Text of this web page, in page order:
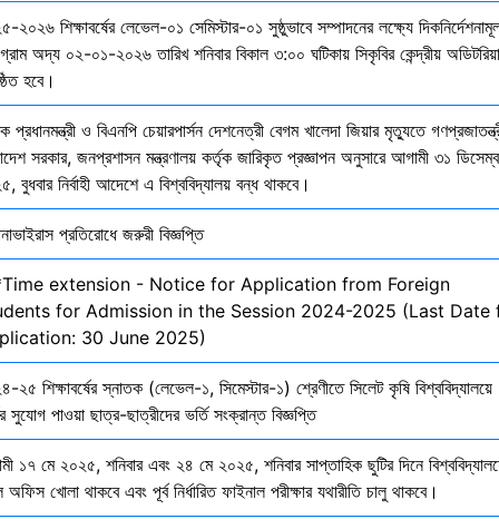
২০২৬ শিক্ষাবর্ষের লেভেল-০১ সেমিস্টার-০১ সুষ্ঠুভাবে সম্পাদনের লক্ষ্যে
অদ্য ০২-০১-২০২৬ তারিখ শনিবার বিকাল ৩:০০ ঘটিকায় সিকৃবির কেন্দ্রীয়
হবে।
প্রধানমন্ত্রী ও বিএনপি চেয়ারপার্সন দেশনেত্রী বেগম খালেদা জিয়ার মৃত্যুতে
সরকার, জনপ্রশাসন মন্ত্রণালয় কর্তৃক জারিকৃত প্রজ্ঞাপন অনুসারে আগামী ৩১
বুধবার নির্বাহী আদেশে এ বিশ্ববিদ্যালয় বন্ধ থাকবে।
প্রতিরোধে জরুরী বিজ্ঞপ্তি
extension - Notice for Application from Foreign
for Admission in the Session 2024-2025 (Last Date
30 June 2025)
২৫ শিক্ষাবর্ষের স্নাতক (লেভেল-১, সিমেস্টার-১) শ্রেণীতে সিলেট কৃষি বিশ্ববিদ্যালয়ে
সুযোগ পাওয়া ছাত্র-ছাত্রীদের ভর্তি সংক্রান্ত বিজ্ঞপ্তি
১৭ মে ২০২৫, শনিবার এবং ২৪ মে ২০২৫, শনিবার সাপ্তাহিক ছুটির দিনে
খোলা থাকবে এবং পূর্ব নির্ধারিত ফাইনাল পরীক্ষার যথারীতি চালু থাকবে।